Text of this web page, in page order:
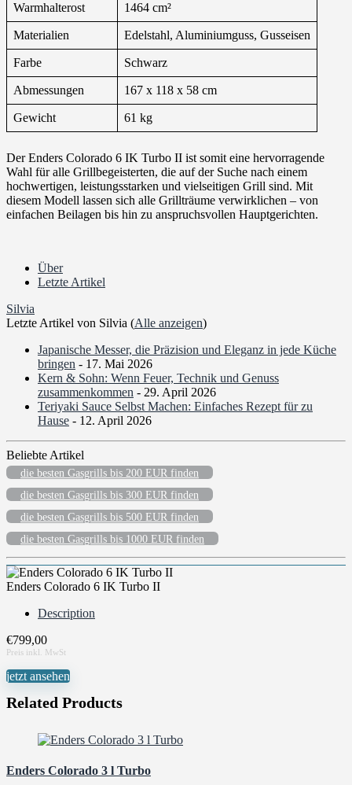
Warmhalterost 1464 cm²
Materialien Edelstahl, Aluminiumguss, Gusseisen
Farbe Schwarz
Abmessungen 167 x 118 x 58 cm
Gewicht 61 kg
Der Enders Colorado 6 IK Turbo II ist somit eine hervorragende
Wahl für alle Grillbegeisterten, die auf der Suche nach einem
hochwertigen, leistungsstarken und vielseitigen Grill sind. Mit
diesem Modell lassen sich alle Grillträume verwirklichen – von
einfachen Beilagen bis hin zu anspruchsvollen Hauptgerichten.
Über
Letzte Artikel
Silvia
Letzte Artikel von Silvia (Alle anzeigen)
Japanische Messer, die Präzision und Eleganz in jede Küche
bringen - 17. Mai 2026
Kern & Sohn: Wenn Feuer, Technik und Genuss
zusammenkommen - 29. April 2026
Teriyaki Sauce Selbst Machen: Einfaches Rezept für zu
Hause - 12. April 2026
Beliebte Artikel
die besten Gasgrills bis 200 EUR finden
die besten Gasgrills bis 300 EUR finden
die besten Gasgrills bis 500 EUR finden
die besten Gasgrills bis 1000 EUR finden
Enders Colorado 6 IK Turbo II
Description
€799,00
jetzt ansehen
Related Products
Enders Colorado 3 l Turbo